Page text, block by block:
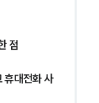
점
휴대전화 사